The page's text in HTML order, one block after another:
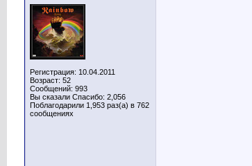
Регистрация: 10.04.2011
Возраст: 52
Сообщений: 993
Вы сказали Спасибо: 2,056
Поблагодарили 1,953 раз(а) в 762
сообщениях